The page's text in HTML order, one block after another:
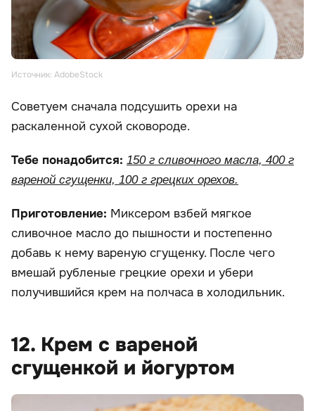
Источник: AdobeStock
Советуем сначала подсушить орехи на
раскаленной сухой сковороде.
Тебе понадобится: 150 г сливочного масла, 400 г
вареной сгущенки, 100 г грецких орехов.
Приготовление: Миксером взбей мягкое
сливочное масло до пышности и постепенно
добавь к нему вареную сгущенку. После чего
вмешай рубленые грецкие орехи и убери
получившийся крем на полчаса в холодильник.
12. Крем с вареной
сгущенкой и йогуртом